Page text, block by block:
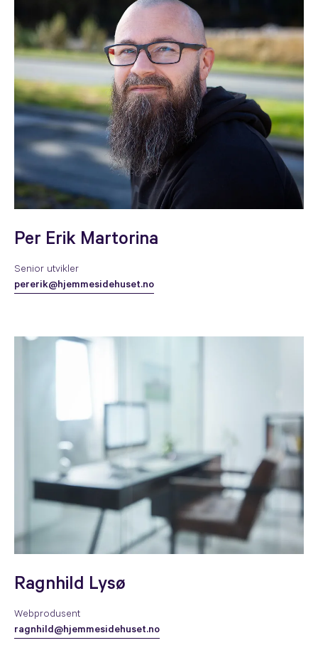
Per Erik Martorina
Senior utvikler
pererik@hjemmesidehuset.no
Ragnhild Lysø
Webprodusent
ragnhild@hjemmesidehuset.no